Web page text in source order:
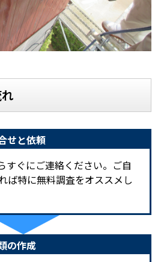
せと依頼
すぐにご連絡ください。ご自
ば特に無料調査をオススメし
の作成